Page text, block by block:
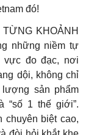
đó!
KHOẢNH
những niềm tự
vực đo đạc, nơi
dội, không chỉ
sản phẩm
“số 1 thế giới”.
chuyên biệt cao,